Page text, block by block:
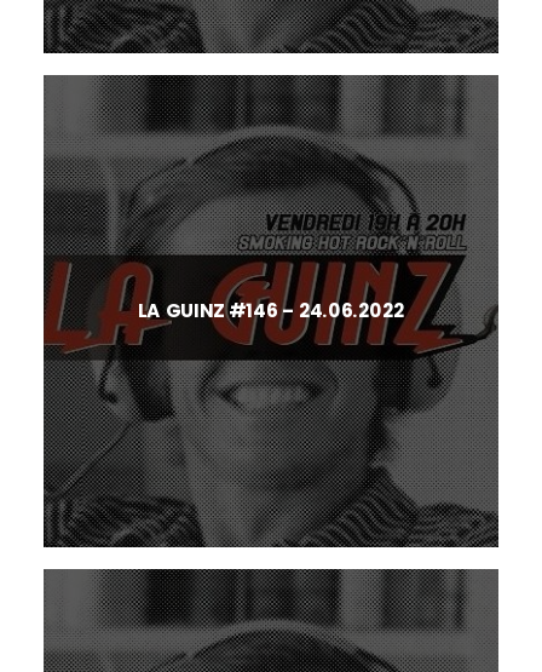
LA GUINZ #146 – 24.06.2022